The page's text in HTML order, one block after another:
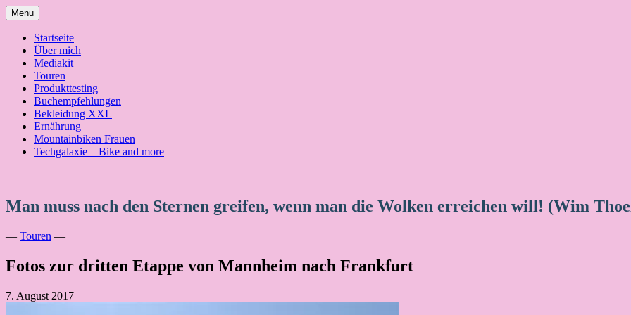
Skip
to
content
Menu
Startseite
Über mich
Mediakit
Touren
Produkttesting
Buchempfehlungen
Bekleidung XXL
Ernährung
Mountainbiken Frauen
Techgalaxie – Bike and more
Man muss nach den Sternen greifen, wenn man die Wolken erreichen will! (Wim
— Touren —
Fotos zur dritten Etappe von Mannheim nach Frankfurt
7. August 2017